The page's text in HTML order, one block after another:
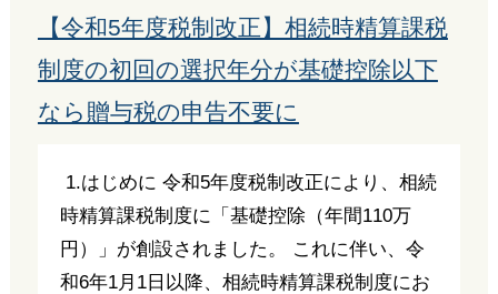
【令和5年度税制改正】相続時精算課税
制度の初回の選択年分が基礎控除以下
なら贈与税の申告不要に
1.はじめに 令和5年度税制改正により、相続
時精算課税制度に「基礎控除（年間110万
円）」が創設されました。 これに伴い、令
和6年1月1日以降、相続時精算課税制度にお